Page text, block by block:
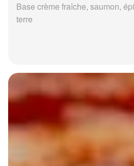
Base crème fraîche, saumon,
terre